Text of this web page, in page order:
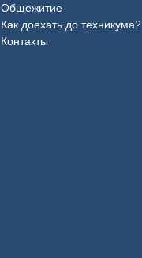
Общежитие
Как доехать до техникума?
Контакты